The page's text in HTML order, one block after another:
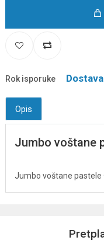
Rok isporuke
Opis
Jumbo voštane
Jumbo voštane pastele